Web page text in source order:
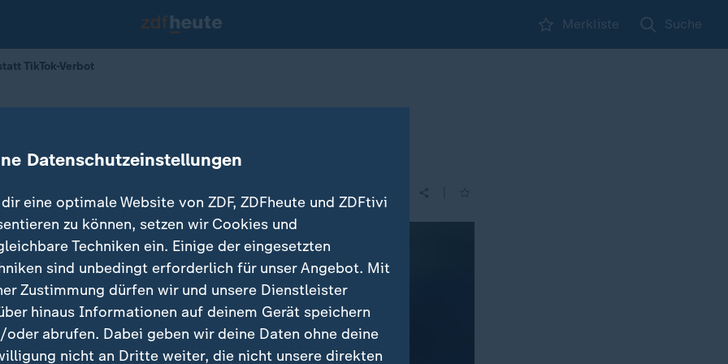
Merkliste Suche
TikTok-Verbot
Social Media
statt TikTok-Verbot
Datenschutzeinstellungen
eine optimale Website von ZDF, ZDFheute und ZDFtivi
zu können, setzen wir Cookies und
Techniken ein. Einige der eingesetzten
sind unbedingt erforderlich für unser Angebot. Mit
Zustimmung dürfen wir und unsere Dienstleister
hinaus Informationen auf deinem Gerät speichern
oder abrufen. Dabei geben wir deine Daten ohne deine
nicht an Dritte weiter, die nicht unsere direkten